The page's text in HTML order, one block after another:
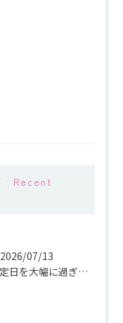
Recent
2026/07/13
予定日を大幅に過ぎても生まれてくる気配がなかったトウブハコガ...